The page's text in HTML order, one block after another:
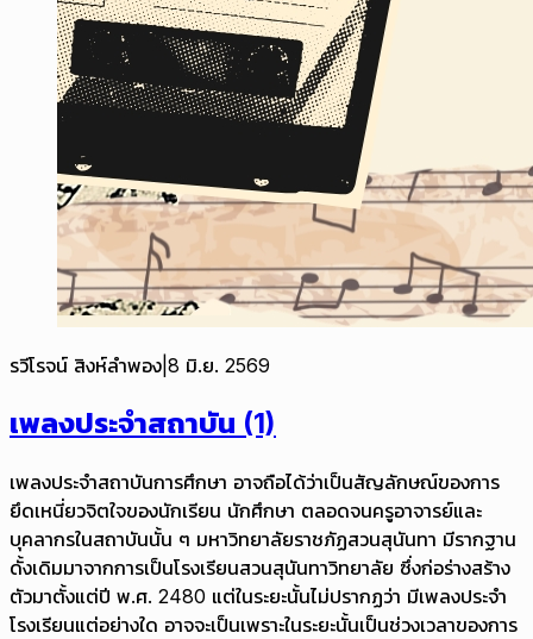
รวีโรจน์ สิงห์ลำพอง 8 มิ.ย. 2569
เพลงประจำสถาบัน (1)
เพลงประจำสถาบันการศึกษา อาจถือได้ว่าเป็นสัญลักษณ์ของการ
ยึดเหนี่ยวจิตใจของนักเรียน นักศึกษา ตลอดจนครูอาจารย์และ
บุคลากรในสถาบันนั้น ๆ มหาวิทยาลัยราชภัฏสวนสุนันทา มีรากฐาน
ดั้งเดิมมาจากการเป็นโรงเรียนสวนสุนันทาวิทยาลัย ซึ่งก่อร่างสร้าง
ตัวมาตั้งแต่ปี พ.ศ. 2480 แต่ในระยะนั้นไม่ปรากฏว่า มีเพลงประจำ
โรงเรียนแต่อย่างใด อาจจะเป็นเพราะในระยะนั้นเป็นช่วงเวลาของการ